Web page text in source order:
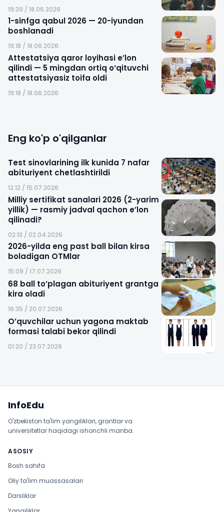
19:39 / 18.06.2026
1-sinfga qabul 2026 — 20-iyundan
boshlanadi
19:18 / 18.06.2026
Attestatsiya qaror loyihasi e’lon
qilindi — 5 mingdan ortiq o‘qituvchi
attestatsiyasiz toifa oldi
19:18 / 18.06.2026
Eng ko'p o'qilganlar
Test sinovlarining ilk kunida 7 nafar
abituriyent chetlashtirildi
12:12 / 15.07.2026
Milliy sertifikat sanalari 2026 (2-yarim
yillik) — rasmiy jadval qachon e’lon
qilinadi?
02:13 / 02.04.2026
2026-yilda eng past ball bilan kirsa
boladigan OTMlar
15:09 / 17.07.2026
68 ball to’plagan abituriyent grantga
kira oladi
16:35 / 20.07.2026
O’quvchilar uchun yagona maktab
formasi talabi bekor qilindi
01:20 / 23.07.2026
InfoEdu
O'zbekiston ta'lim yangiliklari, grantlar va
universitetlar haqidagi ishonchli manba.
ASOSIY
Bosh sahifa
Oliy ta'lim muassasalari
Darsliklar